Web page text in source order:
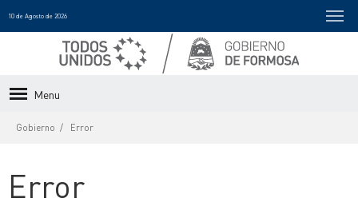
10 de Agosto de 2026
Menu
Gobierno Error
Error